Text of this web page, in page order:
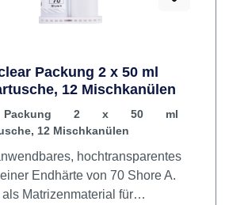
Packung 2 x 50 ml
12 Mischkanülen
Packung 2 x 50 ml
12 Mischkanülen
hochtransparentes
Endhärte von 70 Shore A.
Matrizenmaterial für